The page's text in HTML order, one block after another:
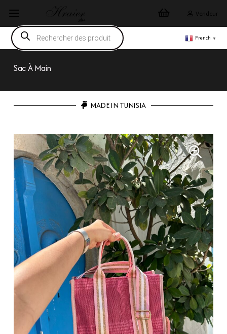
Vendeur
Recherche
de
produits
French ▼
Sac À Main
MADE IN TUNISIA